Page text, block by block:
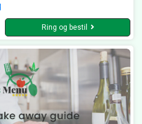
Ring og bestil